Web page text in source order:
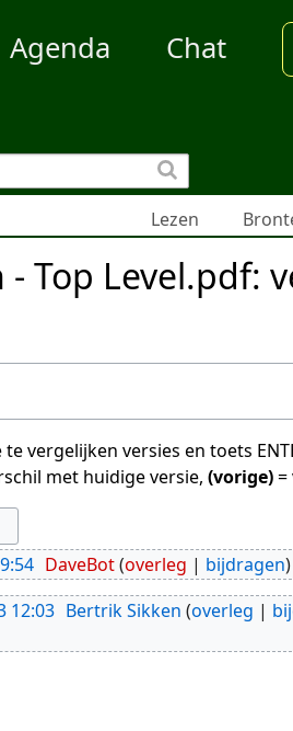
Agenda Chat
Lezen
Top Level.pdf:
vergelijken versies en toets
met huidige versie, (vorige)=
DaveBot overleg bijdragen
12:03 Bertrik Sikken overleg